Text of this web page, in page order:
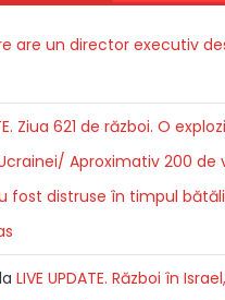
are un director executiv
Ziua 621 de război. O
Aproximativ 200 de
fost distruse în timpul
la LIVE UPDATE. Război în